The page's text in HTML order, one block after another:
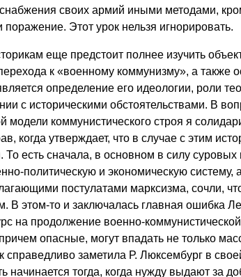
своих армий иными методами,
поражение. Этот урок нель­зя игнорировать.
еще предстоит полнее изучить
к «военно­му коммунизму», а также
определение его идео­логии, роли
с историческими обстоятельствами. В
модели коммунистического строя я
когда ут­верждает, что в случае с этим
То есть сначала, в основном в силу
политическую и экономическую
постулатами марксизма, сочли,
В этом-то и заключалась главная ошибка
на про­должение военно-
опасные, могут впадать не только
справедливо заметила Р. Люк­сембург в
начинается тогда, когда нужду выдают за